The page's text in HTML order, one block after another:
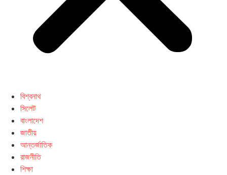
বিশ্বনাথ
সিলেট
বাংলাদেশ
জাতীয়
আন্তর্জাতিক
রাজনীতি
শিক্ষা